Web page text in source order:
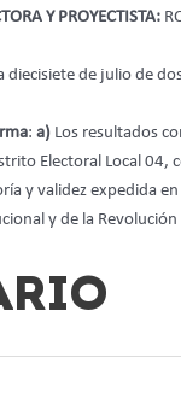
Y PROYECTISTA:
diecisiete de julio de
: a) Los resultados
Electoral Local 04,
y validez expedida
y de la